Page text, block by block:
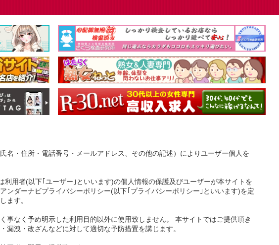
名・住所・電話番号・メールアドレス、その他の記述）によりユーザー個人を
利用者(以下｢ユーザー｣といいます)の個人情報の保護及びユーザーが本サイトを
ンダーナビプライバシーポリシー(以下｢プライバシーポリシー｣といいます)を定
ます。
事なく予め明示した利用目的以外に使用致しません。 本サイトではご提供頂き
漏洩・改ざんなどに対して適切な予防措置を講じます。